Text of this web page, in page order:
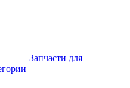
Запчасти для